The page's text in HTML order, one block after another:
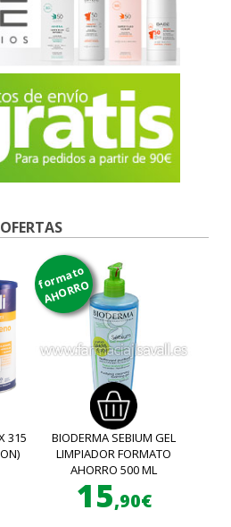
OFERTAS
315
formato
AHORRO
BIODERMA SEBIUM GEL
LIMPIADOR FORMATO
AHORRO 500 ML
15,90€